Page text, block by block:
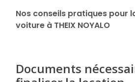
Nos conseils pratiques pour
voiture à THEIX NOYALO
Documents